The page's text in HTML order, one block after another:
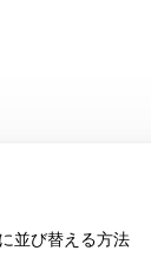
並び替える方法